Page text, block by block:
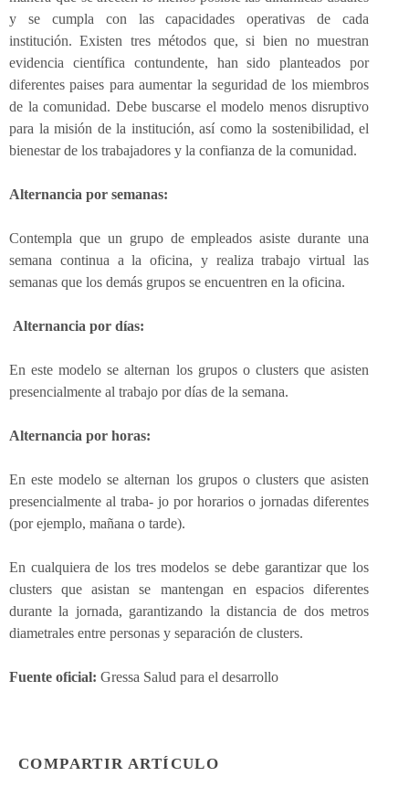
y se cumpla con las capacidades operativas de cada
institución. Existen tres métodos que, si bien no muestran
evidencia científica contundente, han sido planteados por
diferentes paises para aumentar la seguridad de los miembros
de la comunidad. Debe buscarse el modelo menos disruptivo
para la misión de la institución, así como la sostenibilidad, el
bienestar de los trabajadores y la confianza de la comunidad.
Alternancia por semanas:
Contempla que un grupo de empleados asiste durante una
semana continua a la oficina, y realiza trabajo virtual las
semanas que los demás grupos se encuentren en la oficina.
Alternancia por días:
En este modelo se alternan los grupos o clusters que asisten
presencialmente al trabajo por días de la semana.
Alternancia por horas:
En este modelo se alternan los grupos o clusters que asisten
presencialmente al traba- jo por horarios o jornadas diferentes
(por ejemplo, mañana o tarde).
En cualquiera de los tres modelos se debe garantizar que los
clusters que asistan se mantengan en espacios diferentes
durante la jornada, garantizando la distancia de dos metros
diametrales entre personas y separación de clusters.
Fuente oficial: Gressa Salud para el desarrollo
COMPARTIR ARTÍCULO